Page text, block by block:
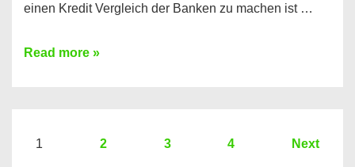
einen Kredit Vergleich der Banken zu machen ist …
Sie
Hier
Read more »
Seitennummerierung
1 2 3 4 Next